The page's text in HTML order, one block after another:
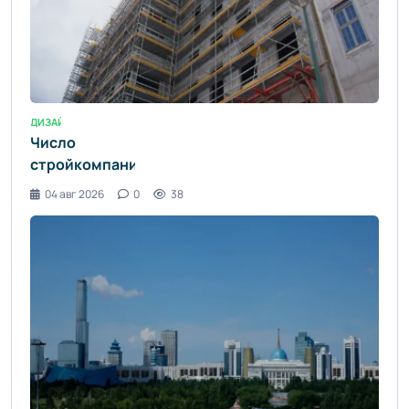
ДИЗАЙН ИНТЕРЬЕРА / УЮТ И КОМФОРТ
Число
стройкомпаний
с
выросло в
Алматы -
informburo.kz
- «Уют и
комфорт»
04 авг 2026 0 38